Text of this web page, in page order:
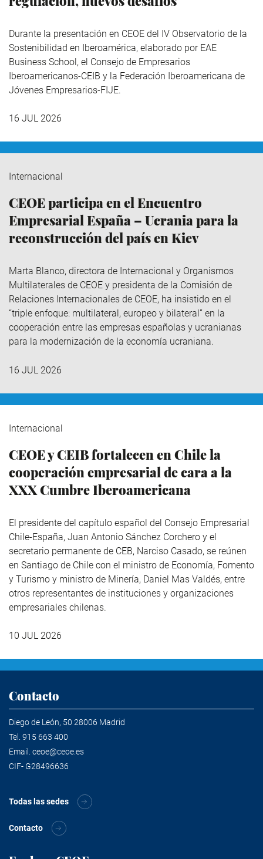
Durante la presentación en CEOE del IV Observatorio de la
Sostenibilidad en Iberoamérica, elaborado por EAE
Business School, el Consejo de Empresarios
Iberoamericanos-CEIB y la Federación Iberoamericana de
Jóvenes Empresarios-FIJE.
16 JUL 2026
Internacional
CEOE participa en el Encuentro
Empresarial España – Ucrania para la
reconstrucción del país en Kiev
Marta Blanco, directora de Internacional y Organismos
Multilaterales de CEOE y presidenta de la Comisión de
Relaciones Internacionales de CEOE, ha insistido en el
“triple enfoque: multilateral, europeo y bilateral” en la
cooperación entre las empresas españolas y ucranianas
para la modernización de la economía ucraniana.
16 JUL 2026
Internacional
CEOE y CEIB fortalecen en Chile la
cooperación empresarial de cara a la
XXX Cumbre Iberoamericana
El presidente del capítulo español del Consejo Empresarial
Chile-España, Juan Antonio Sánchez Corchero y el
secretario permanente de CEB, Narciso Casado, se reúnen
en Santiago de Chile con el ministro de Economía, Fomento
y Turismo y ministro de Minería, Daniel Mas Valdés, entre
otros representantes de instituciones y organizaciones
empresariales chilenas.
10 JUL 2026
Contacto
Diego de León, 50 28006 Madrid
Tel. 915 663 400
Email. ceoe@ceoe.es
CIF- G28496636
Todas las sedes
Contacto